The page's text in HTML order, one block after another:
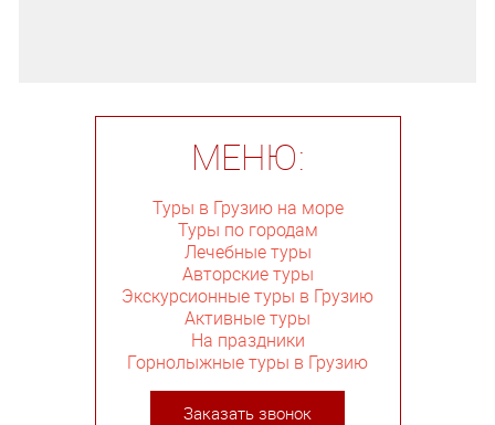
МЕНЮ:
Туры в Грузию на море
Туры по городам
Лечебные туры
Авторские туры
Экскурсионные туры в Грузию
Активные туры
На праздники
Горнолыжные туры в Грузию
Заказать звонок